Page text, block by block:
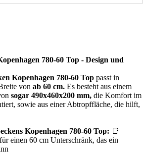
780-60 Top - Design und
Kopenhagen 780-60 Top passt in
von ab 60 cm. Es besteht aus einem
sogar 490x460x200 mm, die Komfort im
sowie aus einer Abtropffläche, die hilft,
Kopenhagen 780-60 Top: 📑
für einen 60 cm Unterschränk, das ein